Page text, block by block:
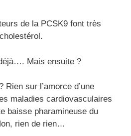
de la PCSK9 font très
Mais ensuite ?
Rien sur l’amorce d’une
maladies cardiovasculaires
baisse pharamineuse du
rien de rien…